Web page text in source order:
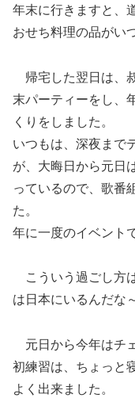
年末に行きますと、
おせち料理の品がい
帰宅した翌日は、
末パーティーをし、
くりをしました。
いつもは、深夜まで
が、大晦日から元日
っているので、歌番
た。
年に一度のイベント
こういう過ごし方
は日本にいるんだな
元日から今年はチ
初練習は、ちょっと
よく出来ました。